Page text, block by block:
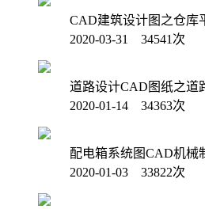
CAD建筑设计图之仓库
2020-03-31 34541次
道路设计CAD图纸之道
2020-01-14 34363次
配电箱系统图CAD机械
2020-01-03 33822次